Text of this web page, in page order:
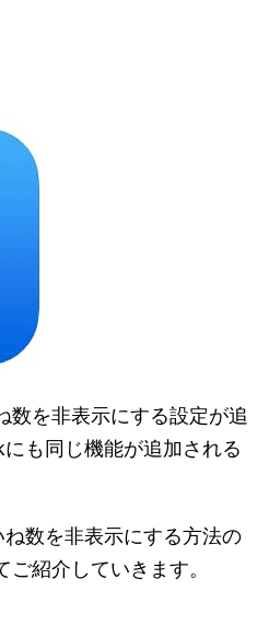
数を非表示にする設定が追
も同じ機能が追加される
数を非表示にする方法の
紹介していきます。